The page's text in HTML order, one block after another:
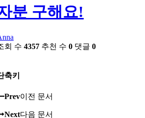
분 구해요!
회 수 4357 추천 수 0 댓글 0
축키
Prev이전 문서
Next다음 문서